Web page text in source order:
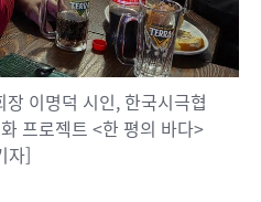
이명덕 시인, 한국시극협
프로젝트 <한 평의 바다>
자]